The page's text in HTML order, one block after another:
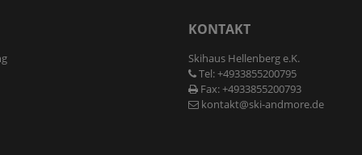
KONTAKT
Skihaus Hellenberg e.K.
Tel: +4933855200795
Fax: +4933855200793
kontakt@ski-andmore.de